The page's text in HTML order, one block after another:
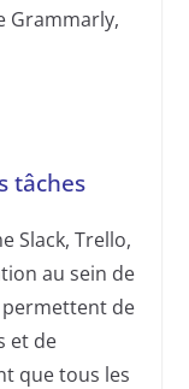
Grammarly,
tâches
Slack, Trello,
au sein de
permettent de
et de
que tous les